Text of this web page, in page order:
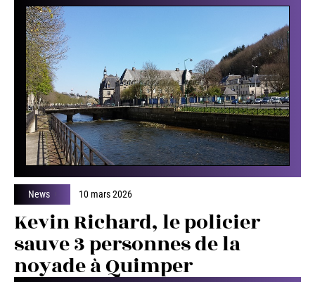
News 10 mars 2026
Kevin Richard, le policier
sauve 3 personnes de la
noyade à Quimper